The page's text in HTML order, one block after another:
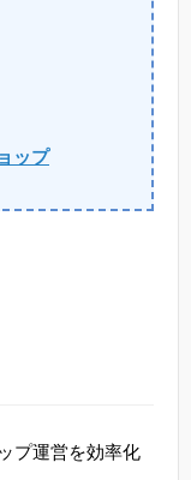
ップ
プ運営を効率化